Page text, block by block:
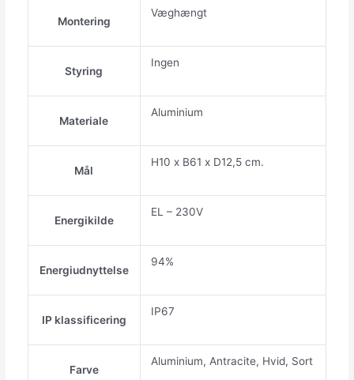
Montering
Væghængt
Styring
Ingen
Materiale
Aluminium
Mål
H10 x B61 x D12,5 cm.
Energikilde
EL – 230V
Energiudnyttelse
94%
IP klassificering
IP67
Farve
Aluminium, Antracite, Hvid, Sort